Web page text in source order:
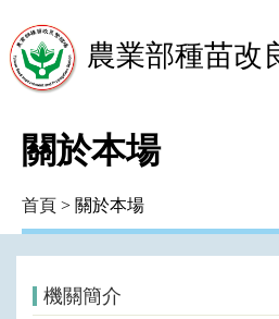
農業部種苗改
關於本場
首頁 > 關於本場
機關簡介